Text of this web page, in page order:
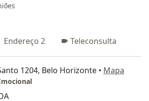
Endereço 2 Teleconsulta
1204, Belo Horizonte • Mapa